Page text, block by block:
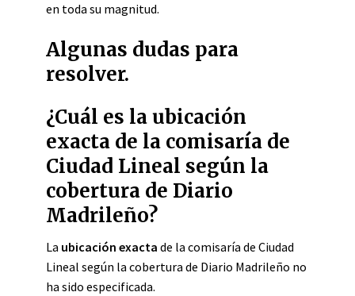
en toda su magnitud.
Algunas dudas para
resolver.
¿Cuál es la ubicación
exacta de la comisaría de
Ciudad Lineal según la
cobertura de Diario
Madrileño?
La ubicación exacta de la comisaría de Ciudad
Lineal según la cobertura de Diario Madrileño no
ha sido especificada.